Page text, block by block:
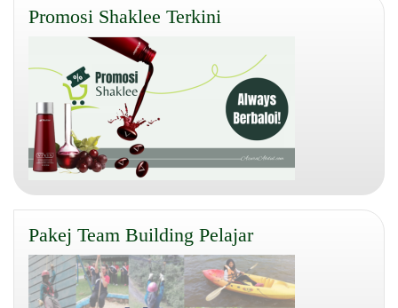
Promosi Shaklee Terkini
Pakej Team Building Pelajar